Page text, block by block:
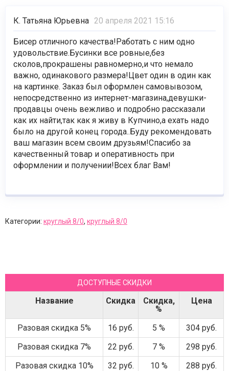
К. Татьяна Юрьевна 20 апреля 2021 15:16
Бисер отличного качества!Работать с ним одно
удовольствие.Бусинки все ровные,без
сколов,прокрашены равномерно,и что немало
важно, одинакового размера!Цвет один в один как
на картинке. Заказ был оформлен самовывозом,
непосредственно из интернет-магазина,девушки-
продавцы очень вежливо и подробно рассказали
как их найти,так как я живу в Купчино,а ехать надо
было на другой конец города..Буду рекомендовать
ваш магазин всем своим друзьям!Спасибо за
качественный товар и оперативность при
оформлении и получении!Всех благ Вам!
Категории: круглый 8/0, круглый 8/0
ДОСТУПНЫЕ СКИДКИ
Название Скидка
Скидка,
%
Цена
Разовая скидка 5% 16 руб. 5 %
304 руб.
Разовая скидка 7%
22 руб. 7 %
298 руб.
Разовая скидка 10%
32 руб. 10 %
288 руб.